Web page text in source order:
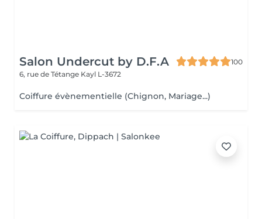
Salon Undercut by D.F.A
100
6, rue de Tétange Kayl L-3672
Coiffure évènementielle (Chignon, Mariage...)